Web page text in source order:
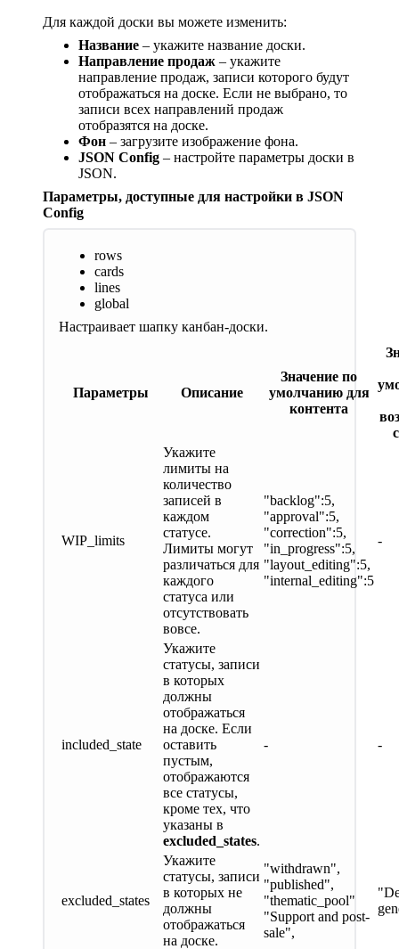
Для каждой доски вы можете изменить:
Название – укажите название доски.
Направление продаж – укажите
направление продаж, записи которого будут
отображаться на доске. Если не выбрано, то
записи всех направлений продаж
отобразятся на доске.
Фон – загрузите изображение фона.
JSON Config – настройте параметры доски в
JSON.
Параметры, доступные для настройки в JSON
Config
rows
cards
lines
global
Настраивает шапку канбан-доски.
Параметры Описание
Значение по
умолчанию для
контента
WIP_limits
Укажите
лимиты на
количество
записей в
каждом
статусе.
Лимиты могут
различаться для
каждого
статуса или
отсутствовать
вовсе.
"backlog":5,
"approval":5,
"correction":5,
"in_progress":5,
"layout_editing":5,
"internal_editing":5
-
included_state
Укажите
статусы, записи
в которых
должны
отображаться
на доске. Если
оставить
пустым,
отображаются
все статусы,
кроме тех, что
указаны в
excluded_states.
- -
excluded_states
Укажите
статусы, записи
в которых не
должны
отображаться
на доске.
"withdrawn",
"published",
"thematic_pool"
"Support and post-
sale",